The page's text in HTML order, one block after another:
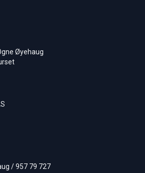
Øyehaug
/ 957 79 727